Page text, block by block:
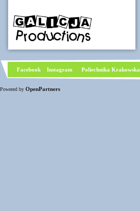
Facebook Instagram Poliechnika Krakowska
Powered by OpenPartners